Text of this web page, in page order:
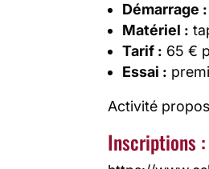
Démarrage :
Matériel :
Tarif : 65 €
Essai :
Activité
Inscriptions :